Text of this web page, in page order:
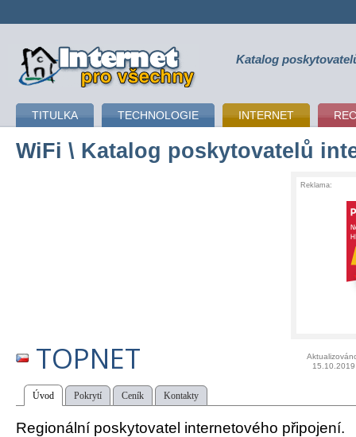
připojení k internetu Katalog
TITULKA TECHNOLOGIE INTERNET
WiFi \ Katalog poskytovatelů
Reklama:
TOPNET
15.10.2019
Úvod Pokrytí Ceník Kontakty
Regionální poskytovatel internetového připojení.